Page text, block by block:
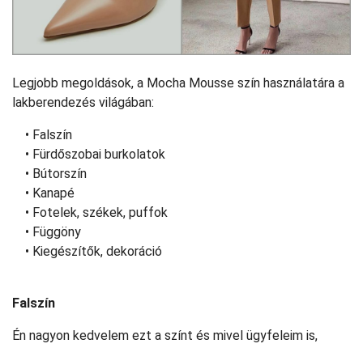
Legjobb megoldások, a Mocha Mousse szín használatára a
lakberendezés világában:
• Falszín
• Fürdőszobai burkolatok
• Bútorszín
• Kanapé
• Fotelek, székek, puffok
• Függöny
• Kiegészítők, dekoráció
Falszín
Én nagyon kedvelem ezt a színt és mivel ügyfeleim is,